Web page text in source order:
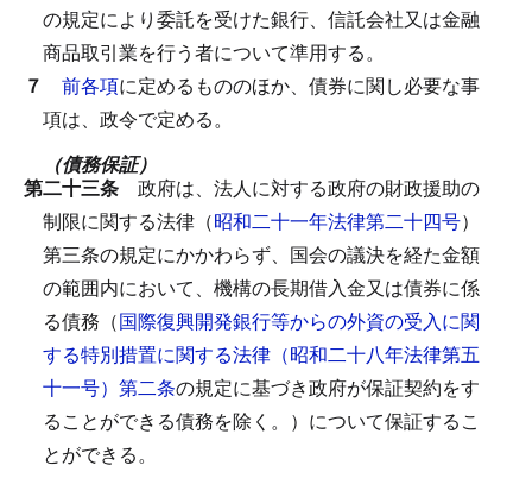
の規定により委託を受けた銀行、信託会社又は金融
商品取引業を行う者について準用する。
７ 前各項に定めるもののほか、債券に関し必要な事
項は、政令で定める。
（債務保証）
第二十三条 政府は、法人に対する政府の財政援助の
制限に関する法律（昭和二十一年法律第二十四号）
第三条の規定にかかわらず、国会の議決を経た金額
の範囲内において、機構の長期借入金又は債券に係
る債務（国際復興開発銀行等からの外資の受入に関
する特別措置に関する法律（昭和二十八年法律第五
十一号）第二条の規定に基づき政府が保証契約をす
ることができる債務を除く。）について保証するこ
とができる。